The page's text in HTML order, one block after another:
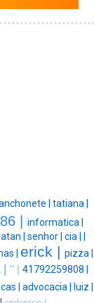
| tatiana |
|
informatica |
| senhor | cia |
| erick | pizza |
| '' | 41792259808 |
| advocacia | luiz |